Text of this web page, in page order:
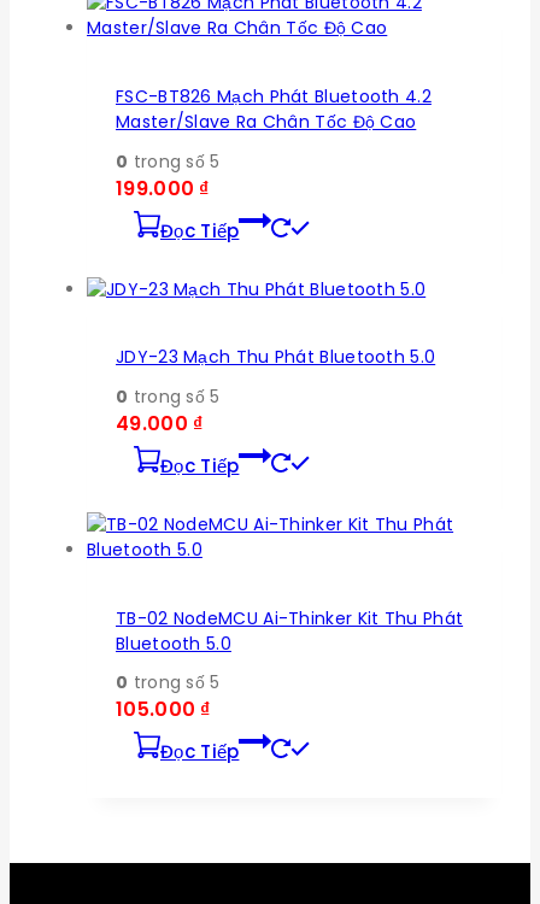
FSC-BT826 Mạch Phát Bluetooth 4.2
Master/Slave Ra Chân Tốc Độ Cao
0 trong số 5
199.000 ₫
Đọc Tiếp
JDY-23 Mạch Thu Phát Bluetooth 5.0
0 trong số 5
49.000 ₫
Đọc Tiếp
TB-02 NodeMCU Ai-Thinker Kit Thu Phát
Bluetooth 5.0
0 trong số 5
105.000 ₫
Đọc Tiếp